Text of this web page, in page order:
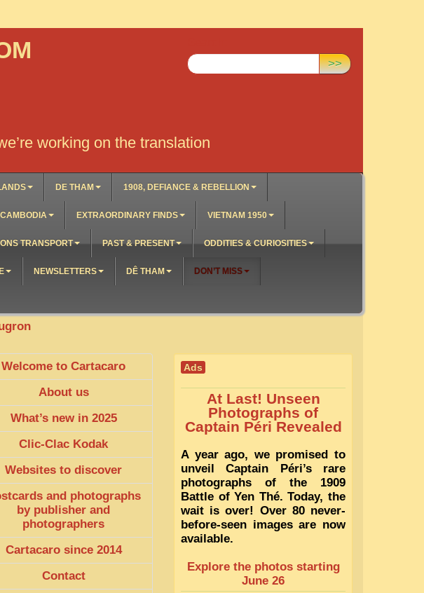
working on the translation
>>
DE THAM 1908, DEFIANCE & REBELLION
CAMBODIA EXTRAORDINARY FINDS VIETNAM 1950
TRANSPORT PAST & PRESENT ODDITIES & CURIOSITIES
NEWSLETTERS DÊ THAM DON’T MISS
Welcome to Cartacaro
About us
What’s new in 2025
Clic-Clac Kodak
Websites to discover
and photographs
by publisher and
photographers
Cartacaro since 2014
Contact
Ads
At Last! Unseen
Photographs of
Captain Péri Revealed
A year ago, we promised to
unveil Captain Péri’s rare
photographs of the 1909
Battle of Yen Thé. Today, the
wait is over! Over 80 never-
before-seen images are now
available.
Explore the photos starting
June 26